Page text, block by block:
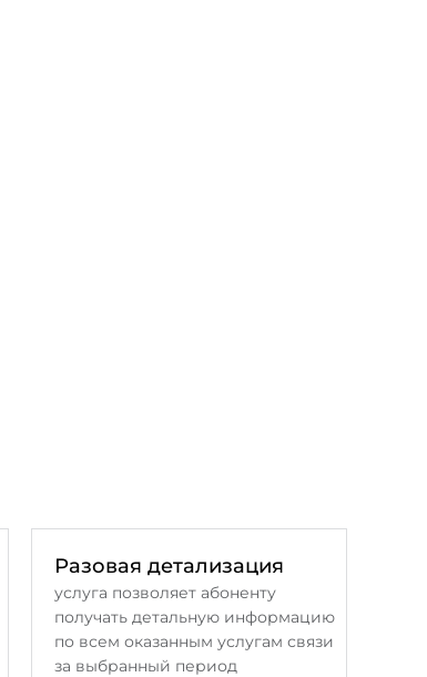
Разовая детализация
услуга позволяет абоненту
получать детальную информацию
по всем оказанным услугам связи
за выбранный период